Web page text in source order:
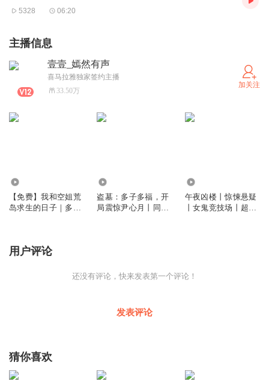
5328 06:20
主播信息
壹壹_嫣然有声
喜马拉雅独家签约主播
33.50万
加关注
【免费】我和空姐荒
岛求生的日子｜多人
盗墓：多子多福，开
局震惊尹心月丨同人
午夜凶楼丨惊悚悬疑
丨女鬼竞技场丨超雄
用户评论
还没有评论，快来发表第一个评论！
发表评论
猜你喜欢